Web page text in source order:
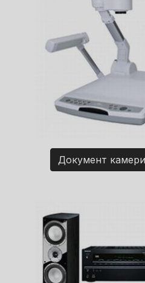
Документ камери